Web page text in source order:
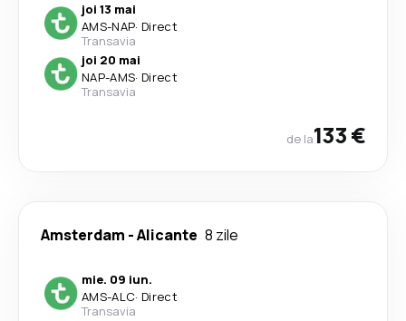
joi 13 mai
AMS-NAP· Direct
Transavia
joi 20 mai
NAP-AMS· Direct
Transavia
de la133 €
Amsterdam -Alicante 8 zile
mie. 09 iun.
AMS-ALC· Direct
Transavia